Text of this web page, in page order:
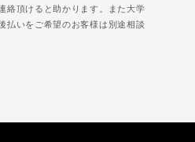
絡頂けると助かります。また大学
払いをご希望のお客様は別途相談